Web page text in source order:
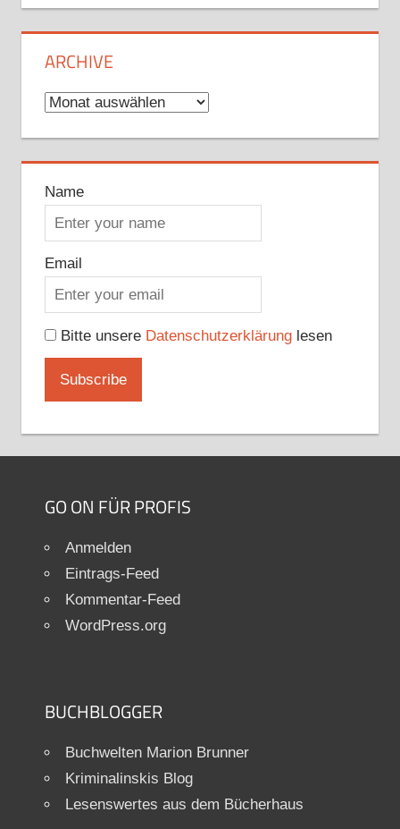
ARCHIVE
Archive
Name
Email
Bitte unsere Datenschutzerklärunglesen
GO ON FÜR PROFIS
Anmelden
Eintrags-Feed
Kommentar-Feed
WordPress.org
BUCHBLOGGER
Buchwelten Marion Brunner
Kriminalinskis Blog
Lesenswertes aus dem Bücherhaus